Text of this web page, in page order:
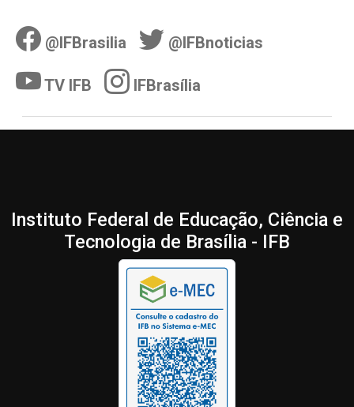
@IFBrasilia @IFBnoticias
TV IFB IFBrasília
Instituto Federal de Educação, Ciência e
Tecnologia de Brasília - IFB